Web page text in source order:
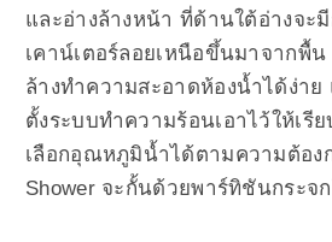
และอ่างล้างหน้า ที่ด้านใต้อ่างจะ
เคาน์เตอร์ลอยเหนือขึ้นมาจากพื้น
ล้างทำความสะอาดห้องน้ำได้ง่า
ตั้งระบบทำความร้อนเอาไว้ให้เรี
เลือกอุณหภูมิน้ำได้ตามความต้อง
Shower จะกั้นด้วยพาร์ทิชันกระจ